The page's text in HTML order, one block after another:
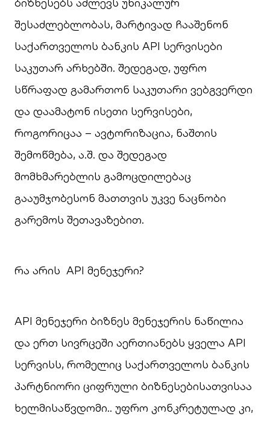
შესაძლებლობას, მარტივად ჩააშენონ
საქართველოს ბანკის API სერვისები
საკუთარ არხებში. შედეგად, უფრო
სწრაფად გამართონ საკუთარი ვებგვერდი
და დაამატონ ისეთი სერვისები,
როგორიცაა – ავტორიზაცია, ნაშთის
შემოწმება, ა.შ. და შედეგად
მომხმარებლის გამოცდილებაც
გააუმჯობესონ მათთვის უკვე ნაცნობი
გარემოს შეთავაზებით.
რა არის API მენეჯერი?
API მენეჯერი ბიზნეს მენეჯერის ნაწილია
და ერთ სივრცეში აერთიანებს ყველა API
სერვისს, რომელიც საქართველოს ბანკის
პარტნიორი ციფრული ბიზნესებისათვისაა
ხელმისაწვდომი.. უფრო კონკრეტულად კი,